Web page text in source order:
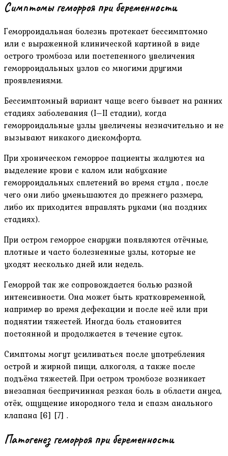
Симптомы геморроя при беременности
Геморроидальная болезнь протекает бессимптомно
или с выраженной клинической картиной в виде
острого тромбоза или постепенного увеличения
геморроидальных узлов со многими другими
проявлениями.
Бессимптомный вариант чаще всего бывает на ранних
стадиях заболевания (I–II стадии), когда
геморроидальные узлы увеличены незначительно и не
вызывают никакого дискомфорта.
При хроническом геморрое пациенты жалуются на
выделение крови с калом или набухание
геморроидальных сплетений во время стула , после
чего они либо уменьшаются до прежнего размера,
либо их приходится вправлять руками (на поздних
стадиях).
При остром геморрое снаружи появляются отёчные,
плотные и часто болезненные узлы, которые не
уходят несколько дней или недель.
Геморрой так же сопровождается болью разной
интенсивности. Она может быть кратковременной,
например во время дефекации и после неё или при
поднятии тяжестей. Иногда боль становится
постоянной и продолжается в течение суток.
Симптомы могут усиливаться после употребления
острой и жирной пищи, алкоголя, а также после
подъёма тяжестей. При остром тромбозе возникает
внезапная беспричинная резкая боль в области ануса,
отёк, ощущение инородного тела и спазм анального
клапана [6] [7] .
Патогенез геморроя при беременности